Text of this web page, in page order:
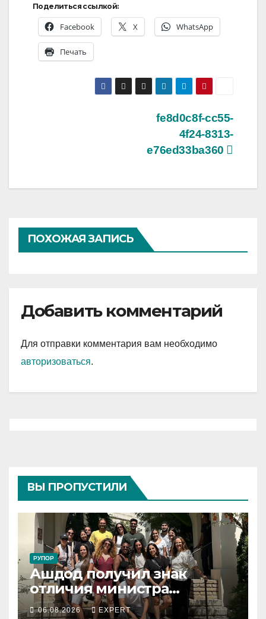
Поделиться ссылкой:
Facebook X WhatsApp
Печать
fe8d0c8f-cc55-
4f24-8313-
e76ed33ba360
ПОХОЖАЯ ЗАПИСЬ
Добавить комментарий
Для отправки комментария вам необходимо
авторизоваться.
ВЫ ПРОПУСТИЛИ
РУПОР
Ашдод получил знак
отличия министра
обороны за поддержку
06.08.2026 EXPERT